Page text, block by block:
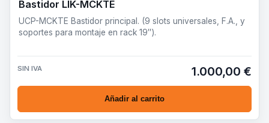
Bastidor LIK-MCKTE
UCP-MCKTE Bastidor principal. (9 slots universales, F.A., y
soportes para montaje en rack 19″).
SIN IVA 1.000,00 €
Añadir al carrito